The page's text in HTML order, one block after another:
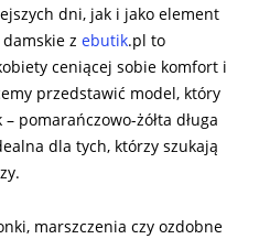
dni, jak i jako element
z ebutik.pl to
ceniącej sobie komfort i
przedstawić model, który
pomarańczowo-żółta długa
dla tych, którzy szukają
marszczenia czy ozdobne